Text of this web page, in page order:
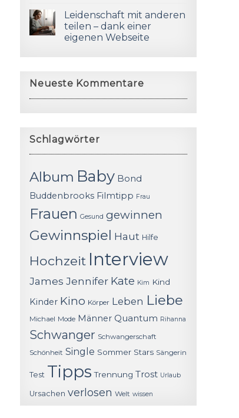
Leidenschaft mit anderen
teilen – dank einer
eigenen Webseite
Neueste Kommentare
Schlagwörter
Album Baby Bond
Buddenbrooks Filmtipp Frau
Frauen Gesund gewinnen
Gewinnspiel Haut Hilfe
Hochzeit Interview
James Jennifer Kate Kim Kind
Kinder Kino Körper Leben Liebe
Michael Mode Männer Quantum Rihanna
Schwanger Schwangerschaft
Schönheit Single Sommer Stars Sängerin
Test Tipps Trennung Trost Urlaub
Ursachen verlosen Welt wissen